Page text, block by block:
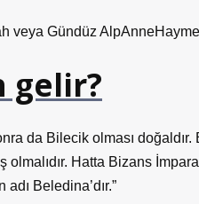
veya Gündüz
gelir?
da Bilecik olması
Hatta Bizans
Beledina’dır.”